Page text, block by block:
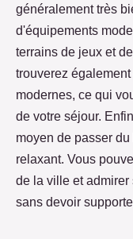
généralement très
d'équipements
terrains de jeux et
trouverez
modernes, ce qui
de votre séjour.
moyen de passer
relaxant. Vous
de la ville et
sans devoir